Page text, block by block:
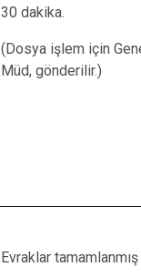
30 dakika.
(Dosya işlem için
Müd, gönderilir.)
Evraklar tamamlanmış